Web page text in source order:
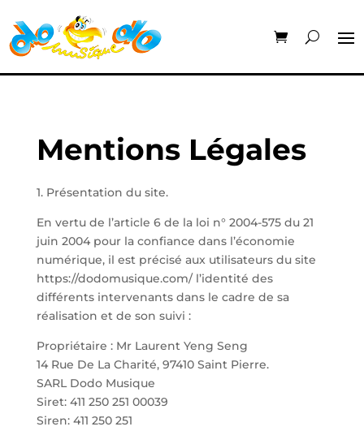
Mentions Légales
1. Présentation du site.
En vertu de l’article 6 de la loi n° 2004-575 du 21
juin 2004 pour la confiance dans l’économie
numérique, il est précisé aux utilisateurs du site
https://dodomusique.com/ l’identité des
différents intervenants dans le cadre de sa
réalisation et de son suivi :
Propriétaire : Mr Laurent Yeng Seng
14 Rue De La Charité, 97410 Saint Pierre.
SARL Dodo Musique
Siret: 411 250 251 00039
Siren: 411 250 251